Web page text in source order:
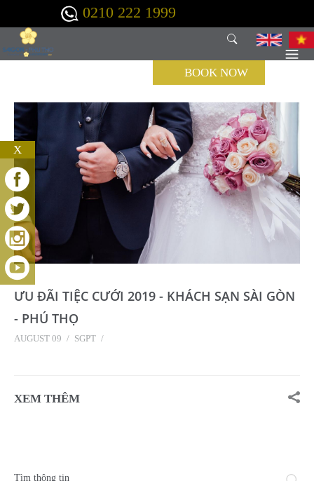
Nhảy đến nội dung0210 222 1999
BOOK NOW
X
ƯU ĐÃI TIỆC CƯỚI 2019 - KHÁCH SẠN SÀI GÒN
- PHÚ THỌ
AUGUST 09 / SGPT /
XEM THÊM